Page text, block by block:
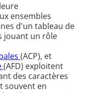
ensembles
d'un tableau de
jouant un rôle
(ACP), et
(AFD) exploitent
des caractères
souvent en